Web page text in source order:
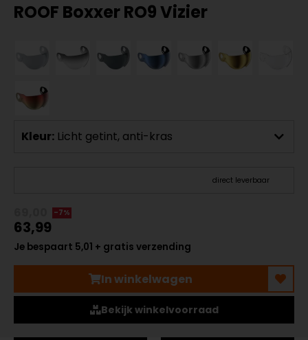
ROOF Boxxer RO9 Vizier
Kleur: Licht getint, anti-kras
direct leverbaar
-7%
63,99
Je bespaart 5,01 + gratis verzending
In winkelwagen
Bekijk winkelvoorraad